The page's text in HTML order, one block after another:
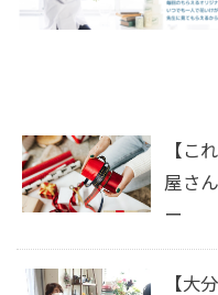
【こ
屋さ
ー
【大